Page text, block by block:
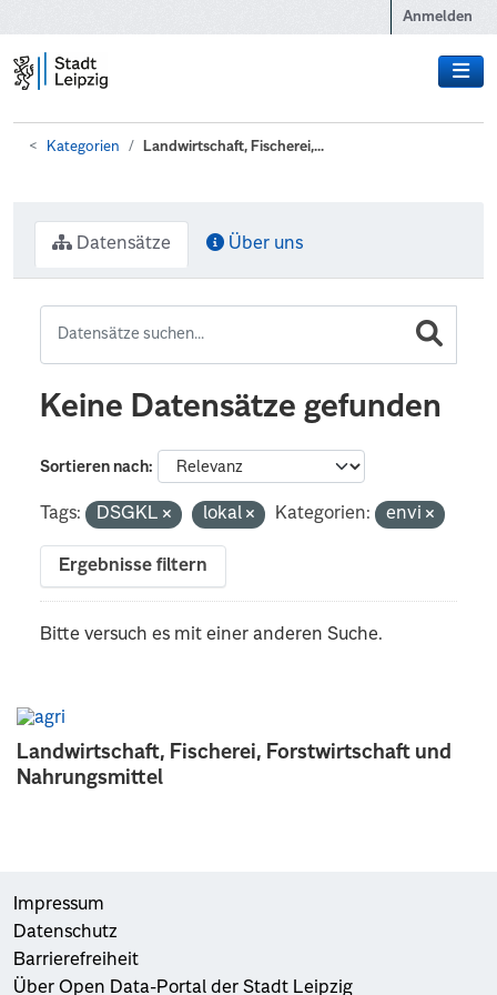
Anmelden
Kategorien Landwirtschaft, Fischerei,...
Landwirtschaft, Fischerei, Forstwirtschaft und
Nahrungsmittel
Datensätze Über uns
Keine Datensätze gefunden
Sortieren nach
Tags: DSGKL lokal Kategorien: envi
Ergebnisse filtern
Bitte versuch es mit einer anderen Suche.
Impressum
Datenschutz
Barrierefreiheit
Über Open Data-Portal der Stadt Leipzig